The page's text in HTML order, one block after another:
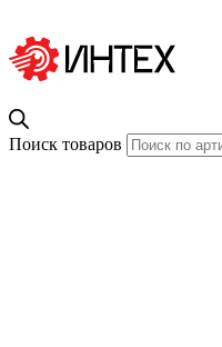
Поиск товаров